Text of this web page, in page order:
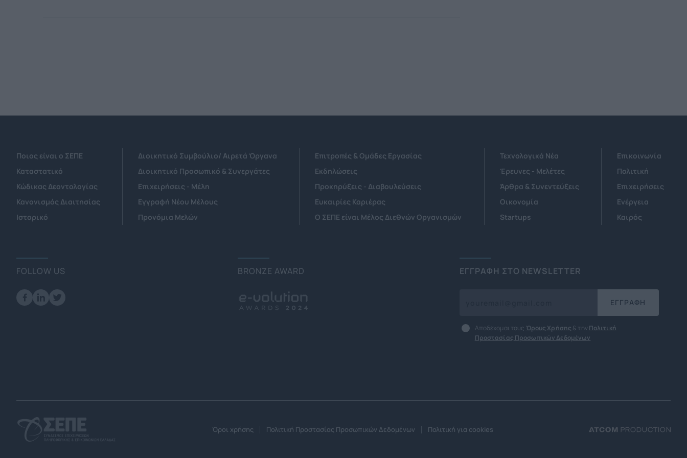
Ποιος είναι ο ΣΕΠΕ
Καταστατικό
Κώδικας Δεοντολογίας
Κανονισμός Διαιτησίας
Ιστορικό
Διοικητικό Συμβούλιο/ Αιρετά Όργανα
Διοικητικό Προσωπικό & Συνεργάτες
Επιχειρήσεις - Μέλη
Εγγραφή Νέου Μέλους
Προνόμια Μελών
Επιτροπές & Ομάδες Εργασίας
Εκδηλώσεις
Προκηρύξεις - Διαβουλεύσεις
Ευκαιρίες Καριέρας
Ο ΣΕΠΕ είναι Μέλος Διεθνών Οργανισμών
Τεχνολογικά Νέα
Έρευνες - Μελέτες
Άρθρα & Συνεντεύξεις
Οικονομία
Startups
Επικοινωνία
Πολιτική
Επιχειρήσεις
Ενέργεια
Καιρός
FOLLOW US BRONZE AWARD ΕΓΓΡΑΦΗ ΣΤΟ NEWSLETTER
ΕΓΓΡΑΦΗ
Αποδέχομαι τους Όρους Χρήσης & την Πολιτική
Προστασίας Προσωπικών Δεδομένων
Όροι χρήσης Πολιτική Προστασίας Προσωπικών Δεδομένων Πολιτική για cookies